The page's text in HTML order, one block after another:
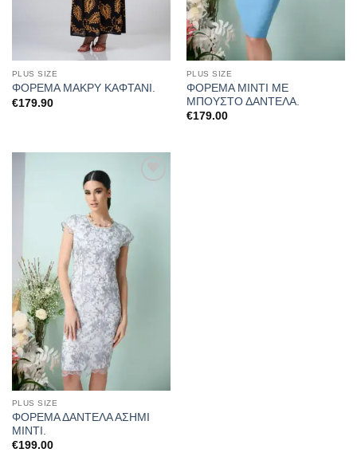
PLUS SIZE
ΦΟΡΕΜΑ ΜΑΚΡΥ ΚΑΦΤΑΝΙ.
€179.90
PLUS SIZE
ΦΟΡΕΜΑ ΜΙΝΤΙ ΜΕ
ΜΠΟΥΣΤΟ ΔΑΝΤΕΛΑ.
€179.00
PLUS SIZE
ΦΟΡΕΜΑ ΔΑΝΤΕΛΑ ΑΣΗΜΙ
ΜΙΝΤΙ.
€199.00